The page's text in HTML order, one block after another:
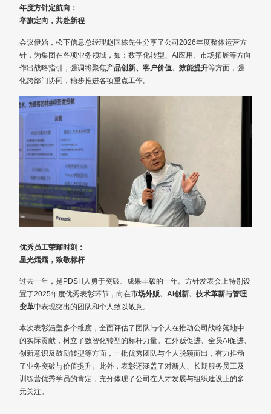
年度方针定航向：
举旗定向，共赴新程
会议伊始，松下信息总经理赵国栋先生分享了公司2026年度整体运营方
针，为集团在各项业务领域，如：数字化转型、AI应用、市场拓展等方向
作出战略指引，强调将聚焦产品创新、客户价值、效能提升等方面，强
化跨部门协同，稳步推进各项重点工作。
优秀员工荣耀时刻：
星光熠熠，致敬标杆
过去一年，是PDSH人勇于突破、成果丰硕的一年。方针发表会上特别设
置了2025年度优秀表彰环节，向在市场外贩、AI创新、技术革新与管理
变革中表现突出的团队和个人致以敬意。
本次表彰涵盖多个维度，全面评估了团队与个人在推动公司战略落地中
的实际贡献，树立了数智化转型的标杆力量。在外贩促进、全员AI促进、
创新意识及鼓励转型等方面，一批优秀团队与个人脱颖而出，有力推动
了业务突破与价值提升。此外，表彰还涵盖了对新人、长期服务员工及
训练营优秀学员的肯定，充分体现了公司在人才发展与组织建设上的多
元关注。